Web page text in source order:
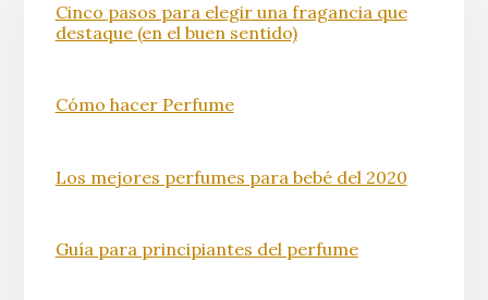
Cinco pasos para elegir una fragancia que
destaque (en el buen sentido)
Cómo hacer Perfume
Los mejores perfumes para bebé del 2020
Guía para principiantes del perfume